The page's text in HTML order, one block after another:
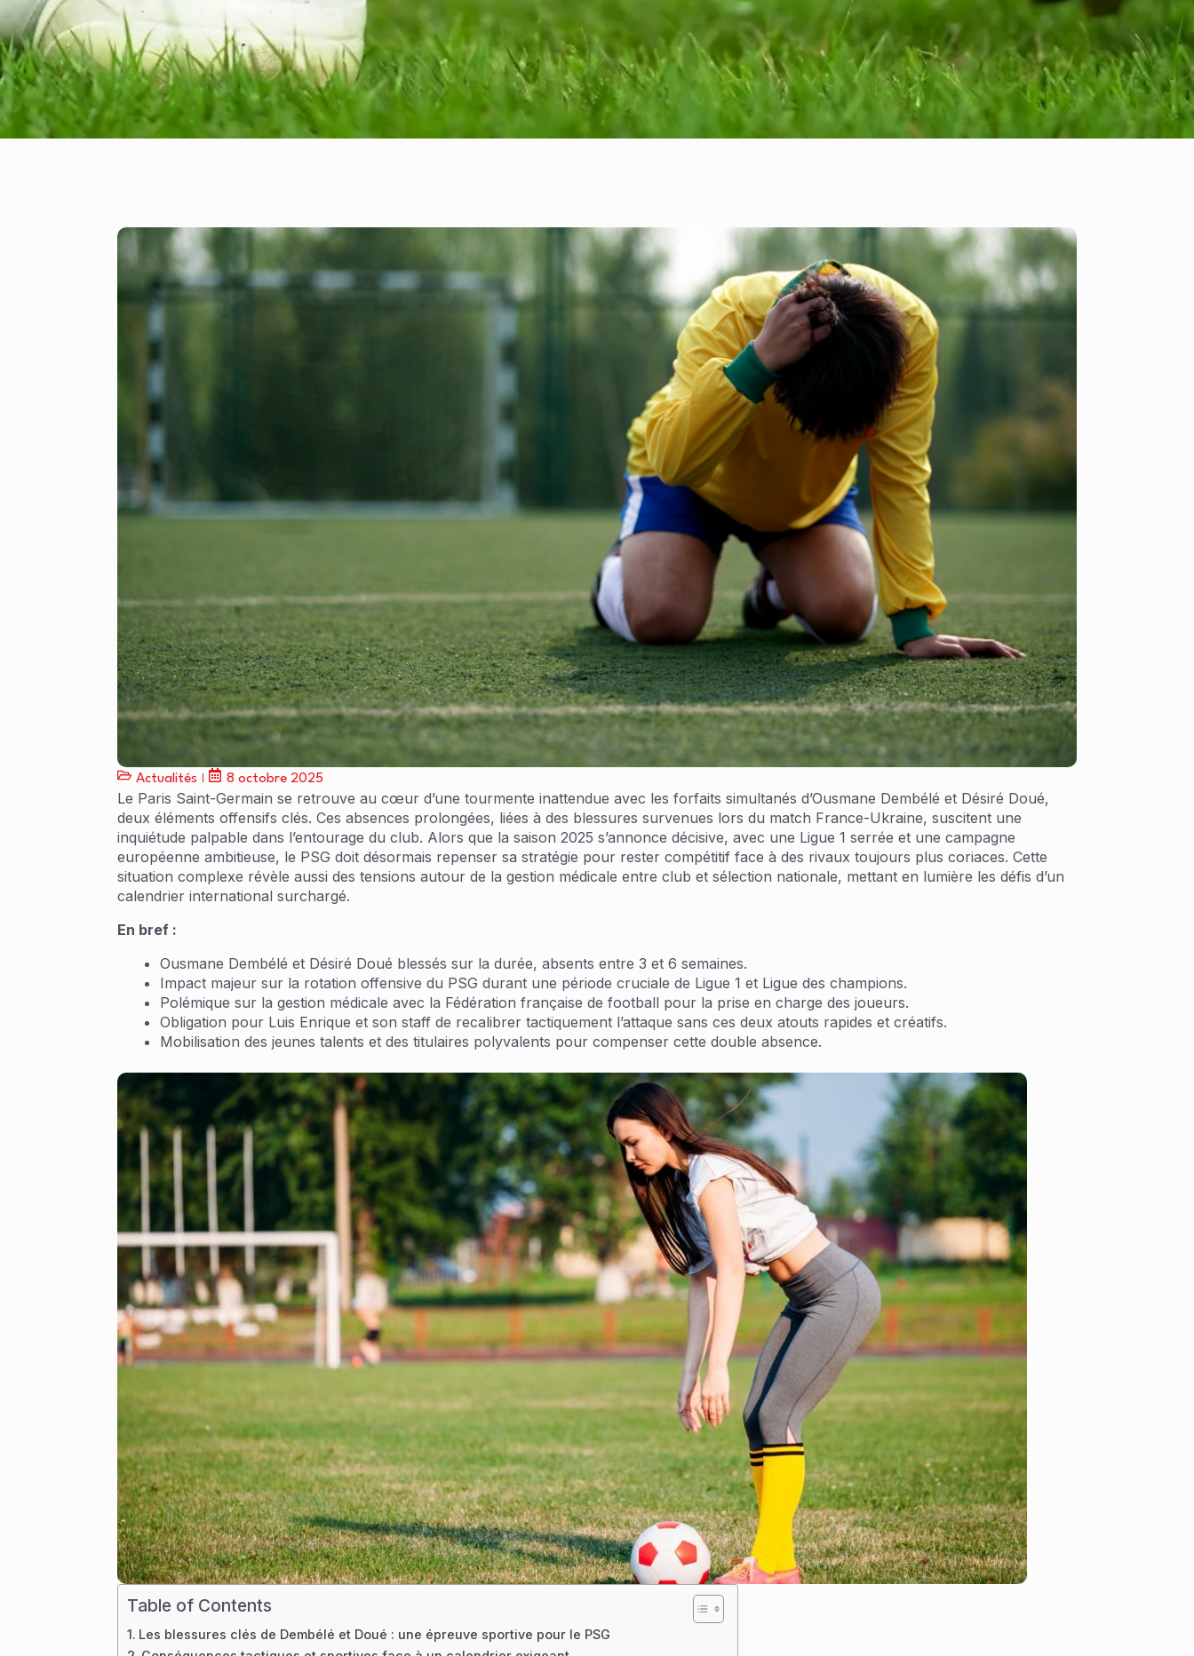
Actualités 8 octobre 2025
Le Paris Saint-Germain se retrouve au cœur d’une tourmente inattendue avec les forfaits simultanés d’Ousmane Dembélé et Désiré Doué,
deux éléments offensifs clés. Ces absences prolongées, liées à des blessures survenues lors du match France-Ukraine, suscitent une
inquiétude palpable dans l’entourage du club. Alors que la saison 2025 s’annonce décisive, avec une Ligue 1 serrée et une campagne
européenne ambitieuse, le PSG doit désormais repenser sa stratégie pour rester compétitif face à des rivaux toujours plus coriaces. Cette
situation complexe révèle aussi des tensions autour de la gestion médicale entre club et sélection nationale, mettant en lumière les défis d’un
calendrier international surchargé.
En bref :
Ousmane Dembélé et Désiré Doué blessés sur la durée, absents entre 3 et 6 semaines.
Impact majeur sur la rotation offensive du PSG durant une période cruciale de Ligue 1 et Ligue des champions.
Polémique sur la gestion médicale avec la Fédération française de football pour la prise en charge des joueurs.
Obligation pour Luis Enrique et son staff de recalibrer tactiquement l’attaque sans ces deux atouts rapides et créatifs.
Mobilisation des jeunes talents et des titulaires polyvalents pour compenser cette double absence.
Table of Contents
Les blessures clés de Dembélé et Doué : une épreuve sportive pour le PSG